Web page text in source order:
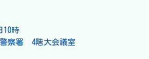
10時
察署 4階大会議室